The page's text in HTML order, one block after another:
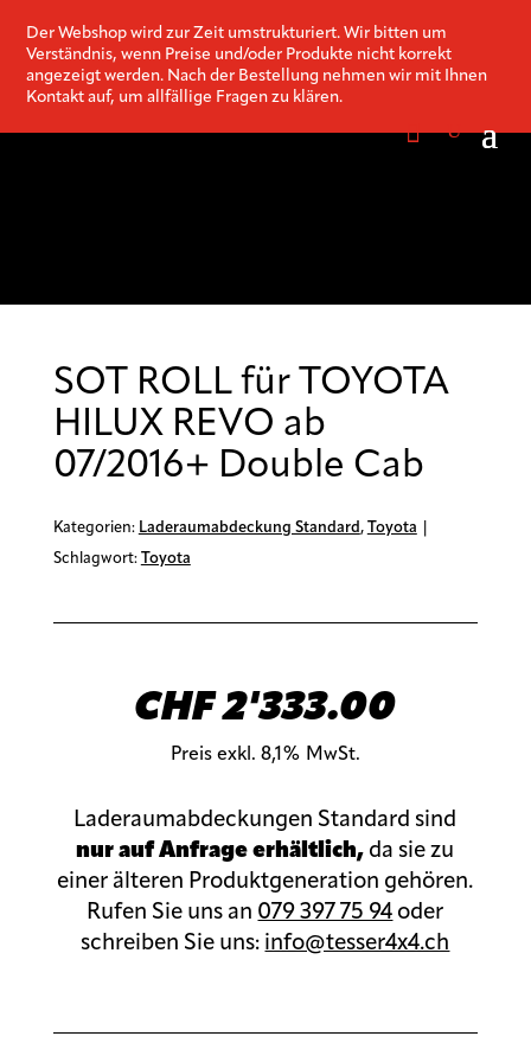
Der Webshop wird zur Zeit umstrukturiert. Wir bitten um
Verständnis, wenn Preise und/oder Produkte nicht korrekt
angezeigt werden. Nach der Bestellung nehmen wir mit Ihnen
Kontakt auf, um allfällige Fragen zu klären.
SOT ROLL für TOYOTA
HILUX REVO ab
07/2016+ Double Cab
Kategorien: Laderaumabdeckung Standard , Toyota
Schlagwort: Toyota
CHF2'333.00
Preis exkl. 8,1% MwSt.
Laderaumabdeckungen Standard sind
nur auf Anfrage erhältlich, da sie zu
einer älteren Produktgeneration gehören.
Rufen Sie uns an 079 397 75 94 oder
schreiben Sie uns: info@tesser4x4.ch